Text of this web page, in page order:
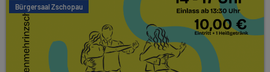
Bürgersaal Zschopau